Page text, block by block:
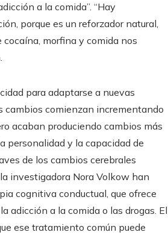
a la comida”. “Hay
porque es un reforzador natural,
morfina y comida nos
para adaptarse a nuevas
cambios comienzan incrementando
acaban produciendo cambios más
personalidad y la capacidad de
de los cambios cerebrales
investigadora Nora Volkow han
cognitiva conductual, que ofrece
adicción a la comida o las drogas. El
ese tratamiento común puede